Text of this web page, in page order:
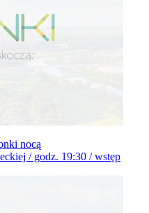
nocą
/ godz. 19:30 / wstęp